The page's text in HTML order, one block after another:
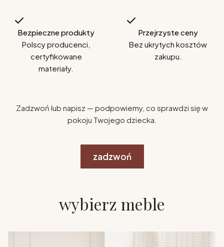
Bezpieczne produkty
Polscy producenci,
certyfikowane
materiały.
Przejrzyste ceny
Bez ukrytych kosztów
zakupu.
Zadzwoń lub napisz — podpowiemy, co sprawdzi się w
pokoju Twojego dziecka.
zadzwoń
wybierz meble